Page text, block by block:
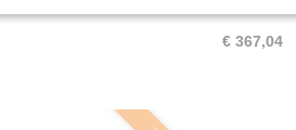
€ 367,04